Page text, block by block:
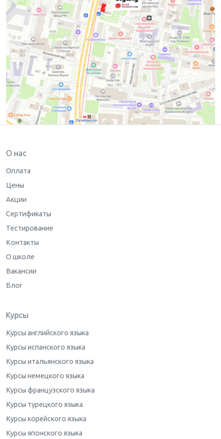
О нас
Оплата
Цены
Акции
Сертификаты
Тестирование
Контакты
О школе
Вакансии
Блог
Курсы
Курсы английского языка
Курсы испанского языка
Курсы итальянского языка
Курсы немецкого языка
Курсы французского языка
Курсы турецкого языка
Курсы корейского языка
Курсы японского языка